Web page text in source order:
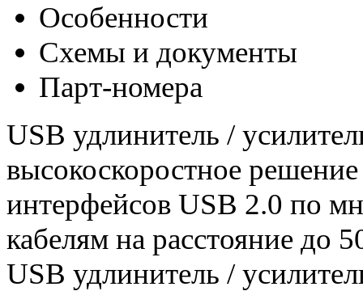
Особенности
Схемы и документы
Парт-номера
USB удлинитель /
высокоскоростное
интерфейсов USB 2.0 по
кабелям на расстояние до
USB удлинитель /